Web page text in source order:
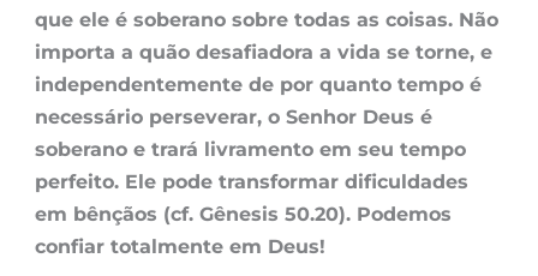
que ele é soberano sobre todas as coisas. Não
importa a quão desafiadora a vida se torne, e
independentemente de por quanto tempo é
necessário perseverar, o Senhor Deus é
soberano e trará livramento em seu tempo
perfeito. Ele pode transformar dificuldades
em bênçãos (cf. Gênesis 50.20). Podemos
confiar totalmente em Deus!